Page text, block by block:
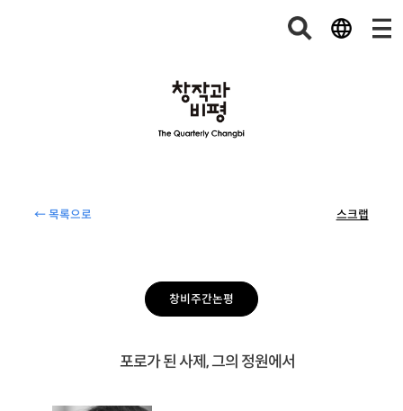
← 목록으로 스크랩
창비주간논평
포로가 된 사제, 그의 정원에서